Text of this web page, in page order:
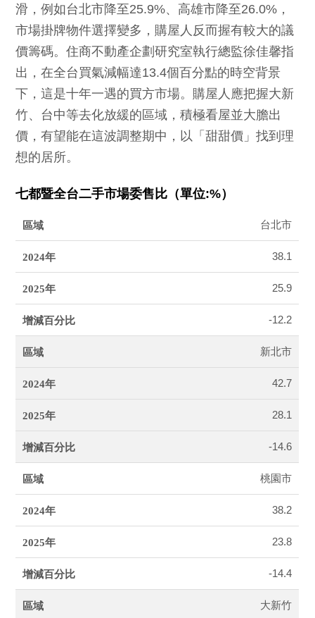
滑，例如台北市降至25.9%、高雄市降至26.0%，
市場掛牌物件選擇變多，購屋人反而握有較大的議
價籌碼。住商不動產企劃研究室執行總監徐佳馨指
出，在全台買氣減幅達13.4個百分點的時空背景
下，這是十年一遇的買方市場。購屋人應把握大新
竹、台中等去化放緩的區域，積極看屋並大膽出
價，有望能在這波調整期中，以「甜甜價」找到理
想的居所。
七都暨全台二手市場委售比（單位:%）
台北市
38.1
25.9
-12.2
新北市
42.7
28.1
-14.6
桃園市
38.2
23.8
-14.4
大新竹